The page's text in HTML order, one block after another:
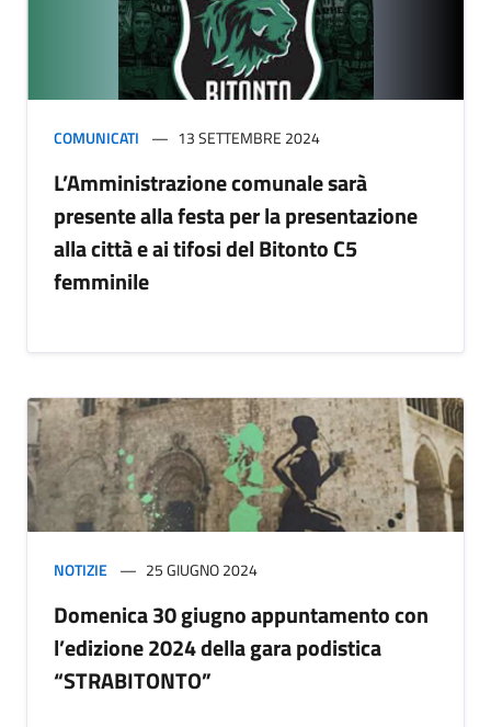
COMUNICATI 13 SETTEMBRE 2024
L’Amministrazione comunale sarà
presente alla festa per la presentazione
alla città e ai tifosi del Bitonto C5
femminile
NOTIZIE 25 GIUGNO 2024
Domenica 30 giugno appuntamento con
l’edizione 2024 della gara podistica
“STRABITONTO”